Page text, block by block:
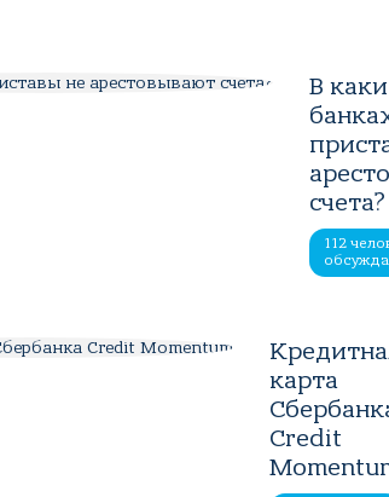
В
счета?
112
карта
Credit